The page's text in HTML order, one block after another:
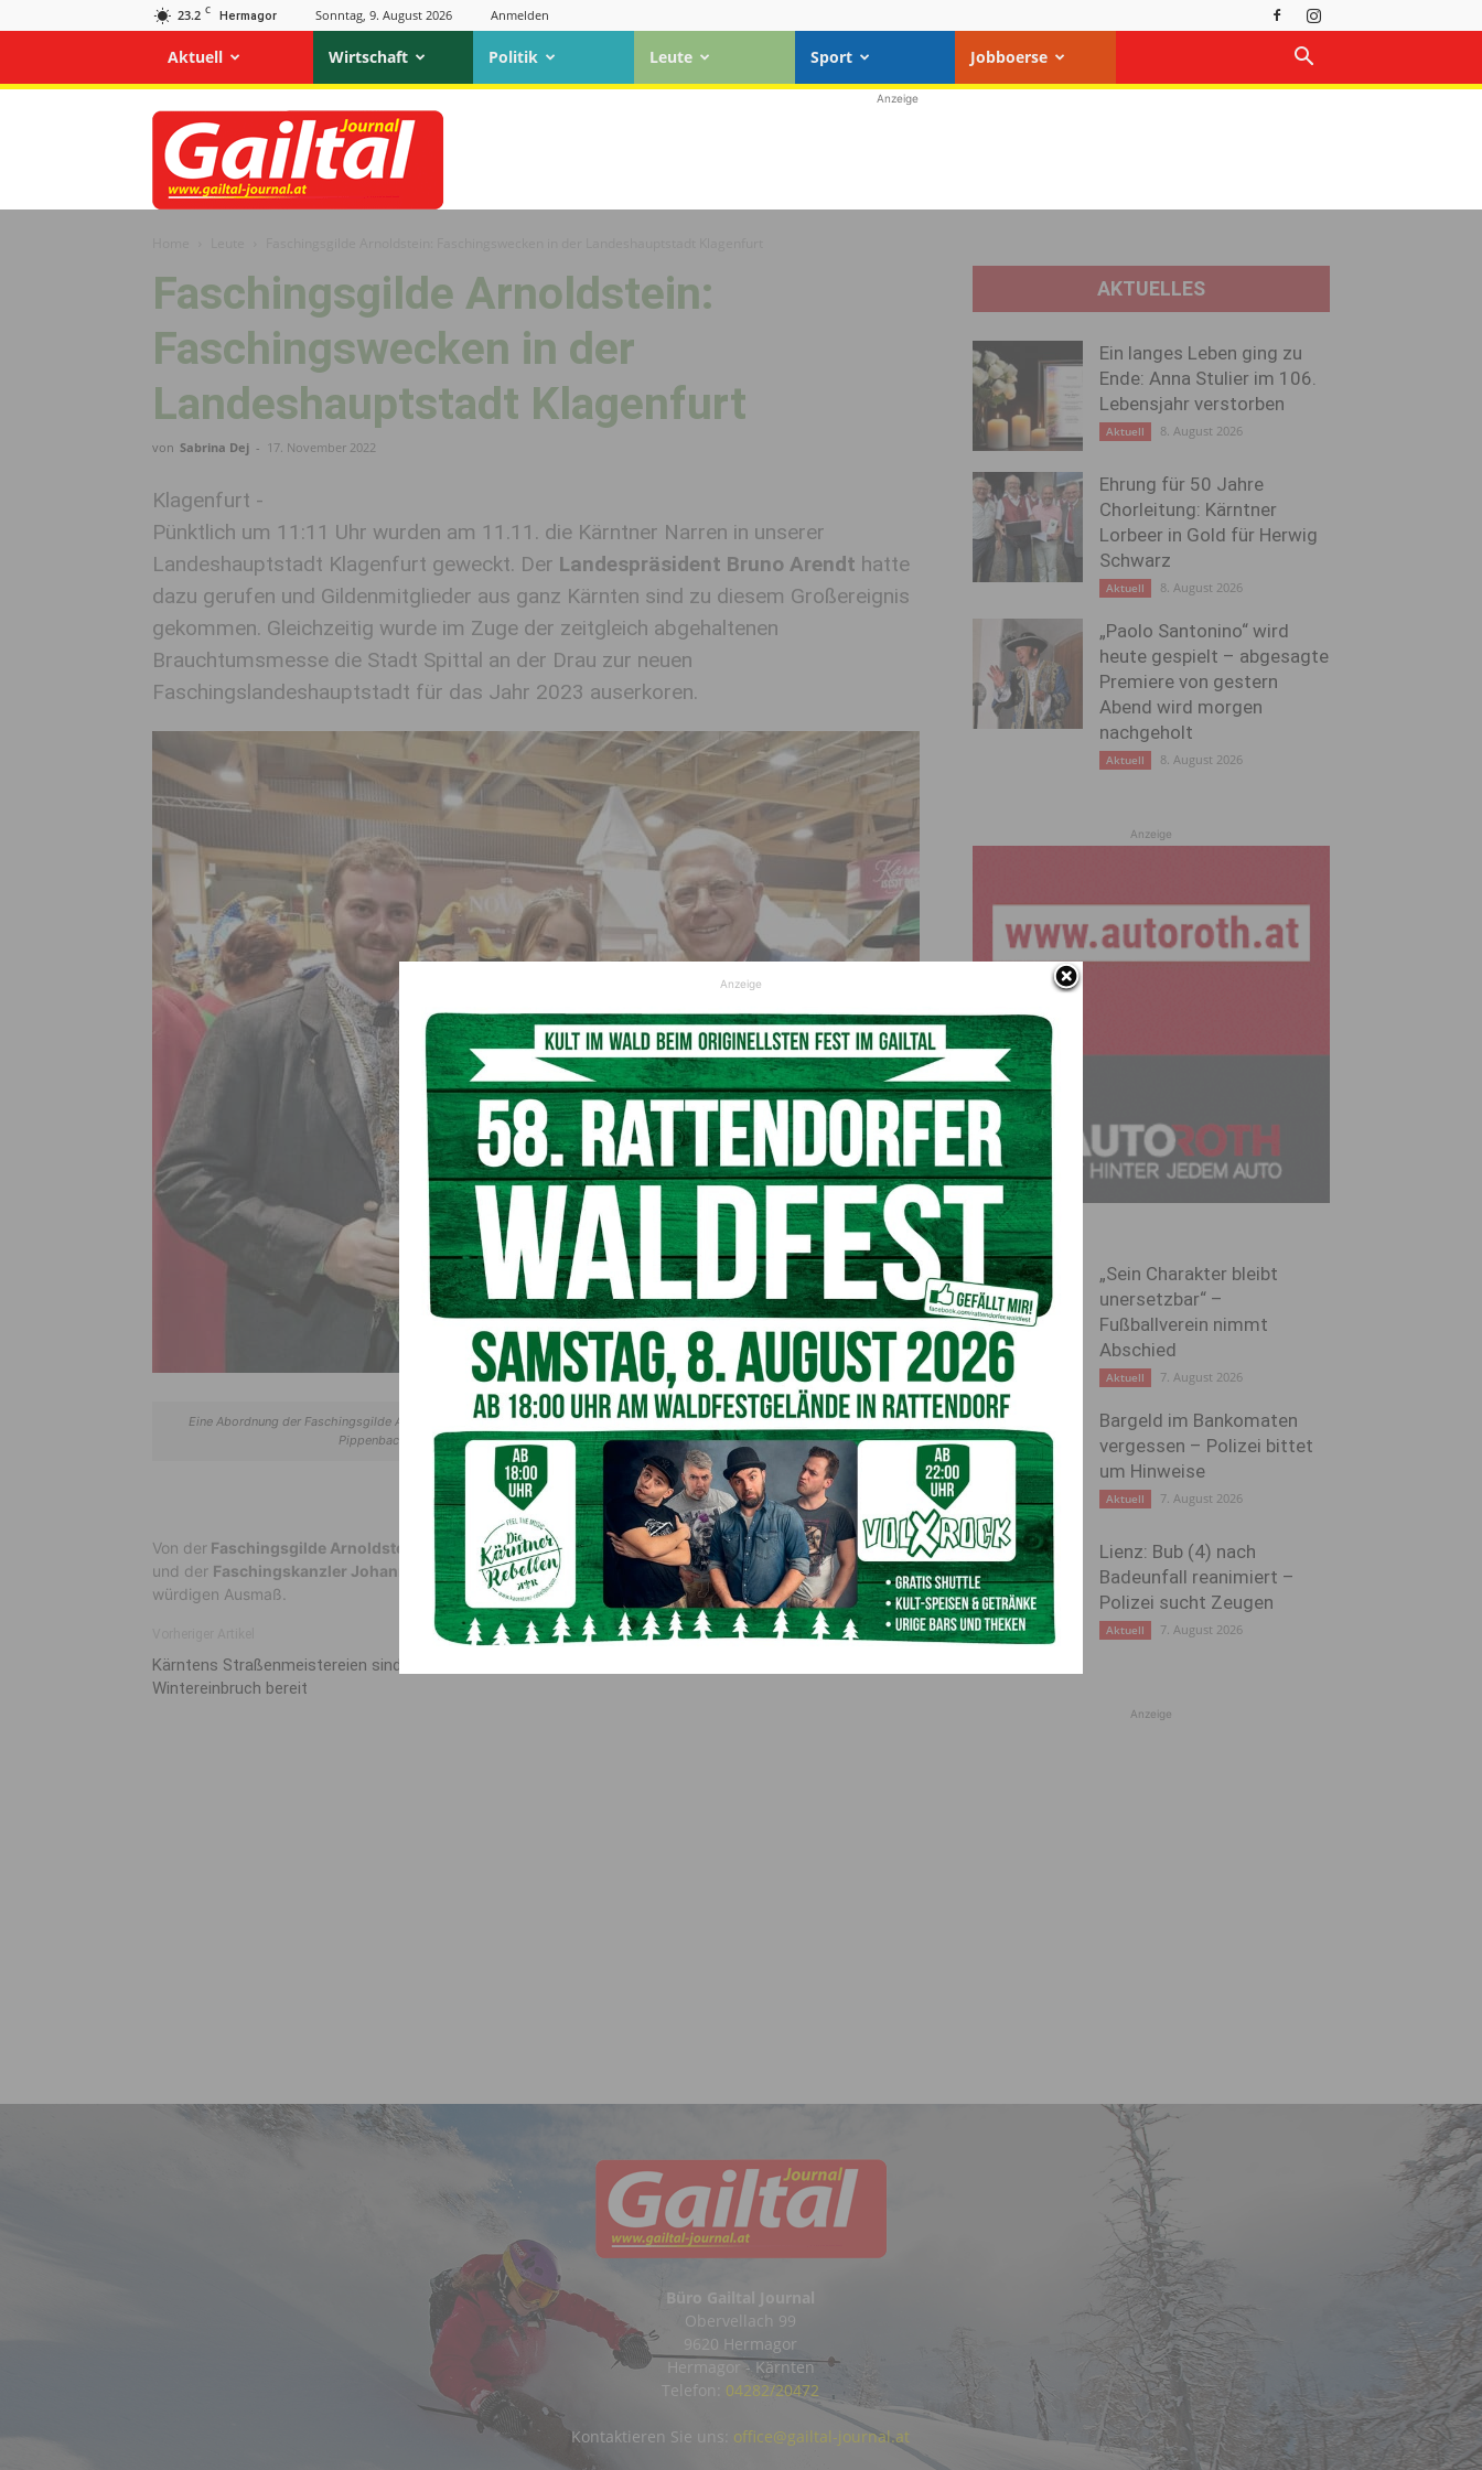
23.2 C Hermagor Sonntag, 9. August 2026 Anmelden
Aktuell Wirtschaft Politik Leute Sport Jobboerse
Gailtal
Journal
Anzeige
Faschingsgilde Arnoldstein:
Faschingswecken in der
Landeshauptstadt Klagenfurt
von Sabrina Dej - 17. November 2022
Klagenfurt -
Pünktlich um 11:11 Uhr wurden am 11.11. die Kärntner Narren in unserer
Landeshauptstadt Klagenfurt geweckt. Der Landespräsident Bruno Arendt hatte
dazu gerufen und Gildenmitglieder aus ganz Kärnten sind zu diesem Großereignis
gekommen. Gleichzeitig wurde im Zuge der zeitgleich abgehaltenen
Brauchtumsmesse die Stadt Spittal an der Drau zur neuen
Faschingslandeshauptstadt für das Jahr 2023 auserkoren.
Eine Abordnung der Faschingsgilde Arnoldstein war beim Faschingswecken in Klagefurt mit dabei - Am Bild v.l.: Prinz Tim
Pippenbach, Prinzessin Anja Ogris und Faschingskanzler Johann Kugi
© Marktgemeinde Arnoldstein
Von der Faschingsgilde Arnoldstein waren diePrinzessin Anja Ogris ,Faschingsprinz Tim Pippenbach
und der Faschingskanzler Johann Kugidabei und vertraten die Faschingshochburg Arnoldstein im
würdigen Ausmaß.
Kärntens Straßenmeistereien sind für
Wintereinbruch bereit
Nächster Artikel
AKTUELLES
Ein langes Leben ging zu
Ende: Anna Stulier im 106.
Lebensjahr verstorben
Aktuell 8. August 2026
Ehrung für 50 Jahre
Chorleitung: Kärntner
Lorbeer in Gold für Herwig
Schwarz
Aktuell 8. August 2026
„Paolo Santonino“ wird
heute gespielt – abgesagte
Premiere von gestern
Abend wird morgen
nachgeholt
Aktuell 8. August 2026
Anzeige
„Sein Charakter bleibt
unersetzbar“ –
Fußballverein nimmt
Abschied
Aktuell 7. August 2026
Bargeld im Bankomaten
vergessen – Polizei bittet
um Hinweise
Aktuell 7. August 2026
Lienz: Bub (4) nach
Badeunfall reanimiert –
Polizei sucht Zeugen
Aktuell 7. August 2026
Anzeige
Büro Gailtal Journal
Obervellach 99
9620 Hermagor
Hermagor - Kärnten
Telefon: 04282/20472
Kontaktieren Sie uns: office@gailtal-journal.at
Anzeige